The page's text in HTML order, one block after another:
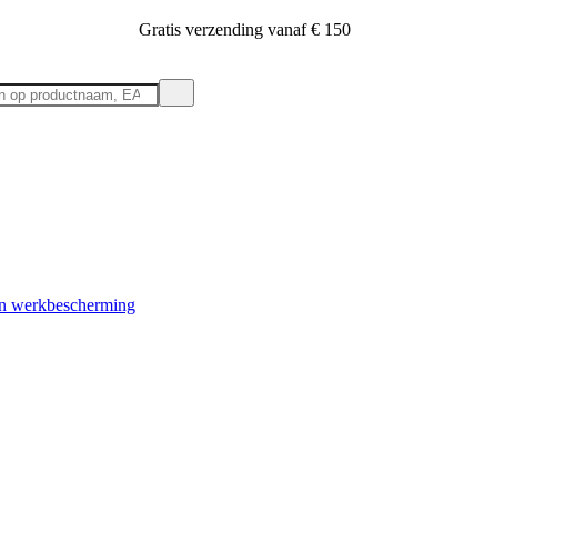
Gratis verzending vanaf € 150
werkbescherming